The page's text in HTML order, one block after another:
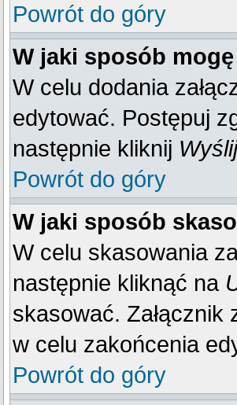
Powrót do góry
W jaki sposób
W celu dodania
edytować. Postępuj
następnie kliknij Wyślij
Powrót do góry
W jaki sposób
W celu skasowania
następnie kliknąć na
skasować.
w celu zakońcenia
Powrót do góry